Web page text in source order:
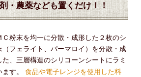
・農薬なども置くだけ！！
粉末を均一に分散・成形した２枚のシ
フェライト、パーマロイ）を分散・成
、三層構造のシリコーンシートにラミ
ます。食品や電子レンジを使用した料